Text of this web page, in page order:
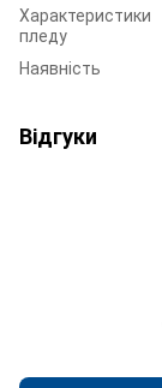
Характеристики
пледу
Наявність
Відгуки